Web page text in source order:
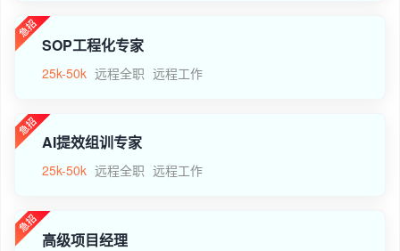
SOP工程化专家
25k-50k 远程全职 远程工作
AI提效组训专家
25k-50k 远程全职 远程工作
高级项目经理